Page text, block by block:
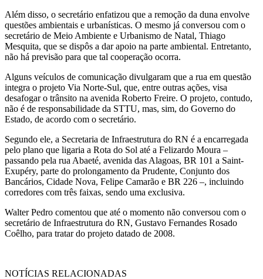
Além disso, o secretário enfatizou que a remoção da duna envolve
questões ambientais e urbanísticas. O mesmo já conversou com o
secretário de Meio Ambiente e Urbanismo de Natal, Thiago
Mesquita, que se dispôs a dar apoio na parte ambiental. Entretanto,
não há previsão para que tal cooperação ocorra.
Alguns veículos de comunicação divulgaram que a rua em questão
integra o projeto Via Norte-Sul, que, entre outras ações, visa
desafogar o trânsito na avenida Roberto Freire. O projeto, contudo,
não é de responsabilidade da STTU, mas, sim, do Governo do
Estado, de acordo com o secretário.
Segundo ele, a Secretaria de Infraestrutura do RN é a encarregada
pelo plano que ligaria a Rota do Sol até a Felizardo Moura –
passando pela rua Abaeté, avenida das Alagoas, BR 101 a Saint-
Exupéry, parte do prolongamento da Prudente, Conjunto dos
Bancários, Cidade Nova, Felipe Camarão e BR 226 –, incluindo
corredores com três faixas, sendo uma exclusiva.
Walter Pedro comentou que até o momento não conversou com o
secretário de Infraestrutura do RN, Gustavo Fernandes Rosado
Coêlho, para tratar do projeto datado de 2008.
NOTÍCIAS RELACIONADAS